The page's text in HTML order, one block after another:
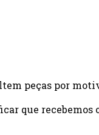
peças por
que